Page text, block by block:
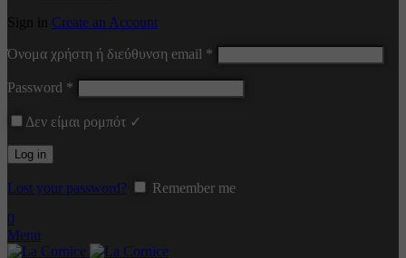
Sign in Create an Account
Όνομα χρήστη ή διεύθυνση email *
Password *
Δεν είμαι ρομπότ ✓
Log in
Lost your password?
Remember me
0
Menu